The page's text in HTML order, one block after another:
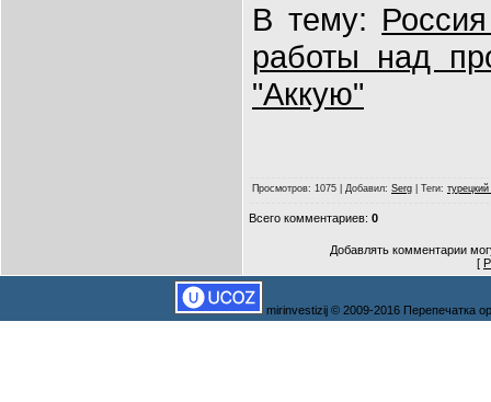
В тему:
работы над
"Аккую"
Просмотров: 1075 | Добавил: Serg Теги: турецкий
Всего комментариев: 0
Добавлять комментарии
[
mirinvestizij © 2009-2016 Перепечатка